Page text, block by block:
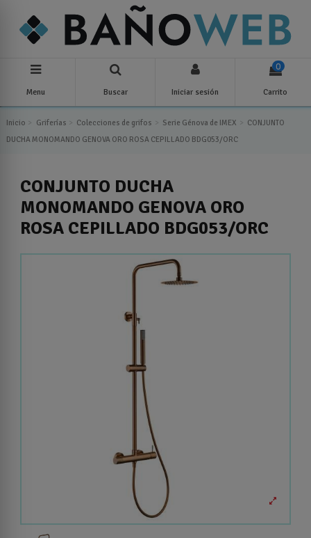
Menu Buscar Iniciar sesión
0
Carrito
Inicio Griferías Colecciones de grifos Serie Génova de IMEX
CONJUNTO
DUCHA MONOMANDO GENOVA ORO ROSA CEPILLADO BDG053/ORC
CONJUNTO DUCHA
MONOMANDO GENOVA ORO
ROSA CEPILLADO BDG053/ORC